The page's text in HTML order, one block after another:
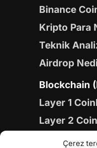
Çerez
Binance
Kripto Para
Teknik
Airdrop
Blockchain
Layer 1
Layer 2
Yapay Zeka